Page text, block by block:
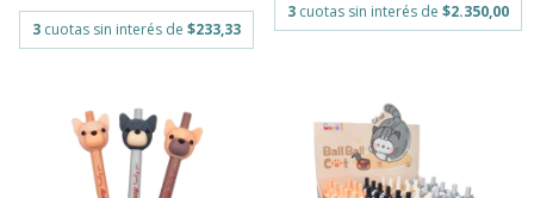
3 cuotas sin interés de $233,33
3 cuotas sin interés de $2.350,00